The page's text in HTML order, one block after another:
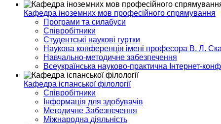
Кафедра іноземних мов професійного спрямування
Програми та силабуси
Співробітники
Студентські наукові гуртки
Наукова конференція імені професора В. Л.
Навчально-методичне забезпечення
Всеукраїнська науково-практична Інтернет-
Кафедра іспанської філології
Співробітники
Інформація для здобувачів
Методичне Забезпечення
Міжнародна діяльність